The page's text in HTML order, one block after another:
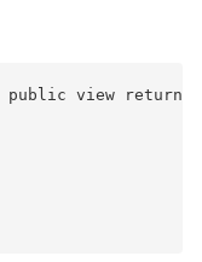
public view